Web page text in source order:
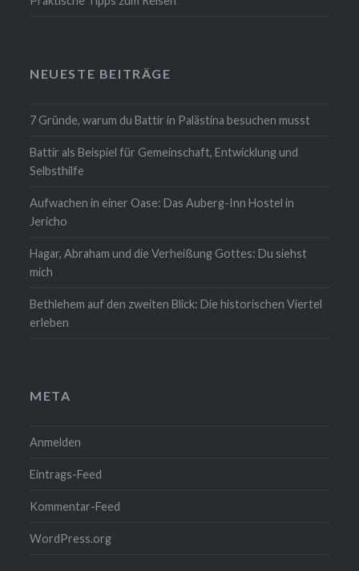
NEUESTE BEITRÄGE
7 Gründe, warum du Battir in Palästina besuchen musst
Battir als Beispiel für Gemeinschaft, Entwicklung und
Selbsthilfe
Aufwachen in einer Oase: Das Auberg-Inn Hostel in
Jericho
Hagar, Abraham und die Verheißung Gottes: Du siehst
mich
Bethlehem auf den zweiten Blick: Die historischen Viertel
erleben
META
Anmelden
Eintrags-Feed
Kommentar-Feed
WordPress.org